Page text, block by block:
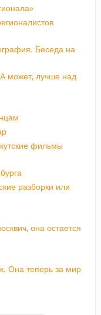
Беседа на
может, лучше над
фильмы
разборки или
она остается
Она теперь за мир